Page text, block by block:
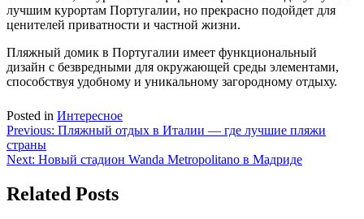
лучшим курортам Португалии, но прекрасно подойдет для
ценителей приватности и частной жизни.
Пляжный домик в Португалии имеет функциональный
дизайн с безвредными для окружающей среды элементами,
способствуя удобному и уникальному загородному отдыху.
Posted in Интересное
Навигация
по
Previous: Пляжный отдых в Италии — где лучшие пляжи
страны
Next: Новый стадион Wanda Metropolitano в Мадриде
Related Posts